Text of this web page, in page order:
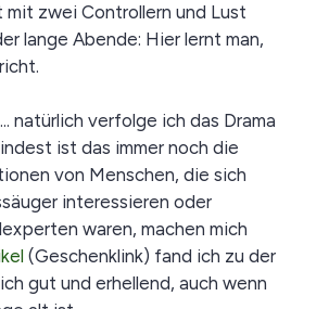
mit zwei Controllern und Lust
lange Abende: Hier lernt man,
natürlich verfolge ich das Drama
ist das immer noch die
von Menschen, die sich
interessieren oder
waren, machen mich
(Geschenklink) fand ich zu der
gut und erhellend, auch wenn